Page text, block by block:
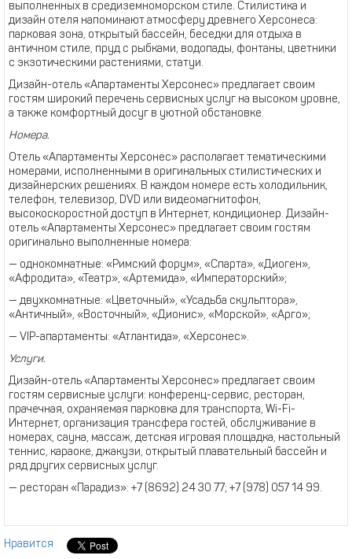
выполненных в средиземноморском стиле. Стилистика и
дизайн отеля напоминают атмосферу древнего Херсонеса:
парковая зона, открытый бассейн, беседки для отдыха в
античном стиле, пруд с рыбками, водопады, фонтаны, цветники
с экзотическими растениями, статуи.
Дизайн-отель «Апартаменты Херсонес» предлагает своим
гостям широкий перечень сервисных услуг на высоком уровне,
а также комфортный досуг в уютной обстановке.
Номера.
Отель «Апартаменты Херсонес» располагает тематическими
номерами, исполненными в оригинальных стилистических и
дизайнерских решениях. В каждом номере есть холодильник,
телефон, телевизор, DVD или видеомагнитофон,
высокоскоростной доступ в Интернет, кондиционер. Дизайн-
отель «Апартаменты Херсонес» предлагает своим гостям
оригинально выполненные номера:
— однокомнатные: «Римский форум», «Спарта», «Диоген»,
«Афродита», «Театр», «Артемида», «Императорский»;
— двухкомнатные: «Цветочный», «Усадьба скульптора»,
«Античный», «Восточный», «Дионис», «Морской», «Арго»;
— VIP-апартаменты: «Атлантида», «Херсонес».
Услуги.
Дизайн-отель «Апартаменты Херсонес» предлагает своим
гостям сервисные услуги: конференц-сервис, ресторан,
прачечная, охраняемая парковка для транспорта, Wi-Fi-
Интернет, организация трансфера гостей, обслуживание в
номерах, сауна, массаж, детская игровая площадка, настольный
теннис, караоке, джакузи, открытый плавательный бассейн и
ряд других сервисных услуг.
— ресторан «Парадиз»: +7 (8692) 24 30 77; +7 (978) 057 14 99.
Нравится